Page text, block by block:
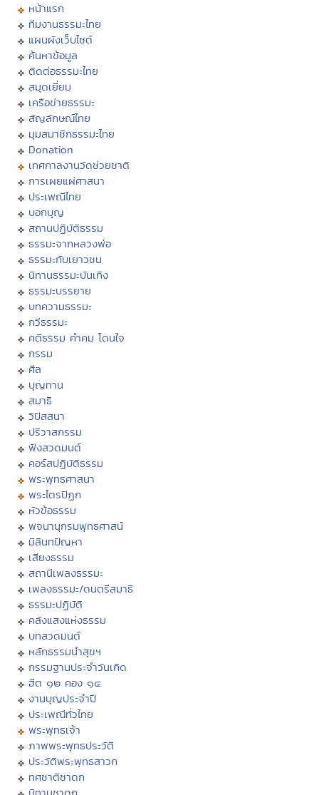
หน้าแรก
ทีมงานธรรมะไทย
แผนผังเว็บไซต์
ค้นหาข้อมูล
ติดต่อธรรมะไทย
สมุดเยี่ยม
เครือข่ายธรรมะ
สัญลักษณ์ไทย
มุมสมาชิกธรรมะไทย
Donation
เทศกาลงานวัดช่วยชาติ
การเผยแผ่ศาสนา
ประเพณีไทย
บอกบุญ
สถานปฏิบัติธรรม
ธรรมะจากหลวงพ่อ
ธรรมะกับเยาวชน
นิทานธรรมะบันเทิง
ธรรมะบรรยาย
บทความธรรมะ
กวีธรรมะ
คติธรรม คำคม โดนใจ
กรรม
ศีล
บุญทาน
สมาธิ
วิปัสสนา
ปริวาสกรรม
ฟังสวดมนต์
คอร์สปฏิบัติธรรม
พระพุทธศาสนา
พระไตรปิฏก
หัวข้อธรรม
พจนานุกรมพุทธศาสน์
มิลินทปัญหา
เสียงธรรม
สถานีเพลงธรรมะ
เพลงธรรมะ/ดนตรีสมาธิ
ธรรมะปฏิบัติ
คลังแสงแห่งธรรม
บทสวดมนต์
หลักธรรมนำสุขฯ
กรรมฐานประจำวันเกิด
ฮีต ๑๒ คอง ๑๔
งานบุญประจำปี
ประเพณีทั่วไทย
พระพุทธเจ้า
ภาพพระพุทธประวัติ
ประวัติพระพุทธสาวก
ทศชาติชาดก